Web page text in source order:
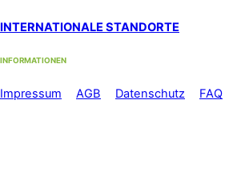
INTERNATIONALE STANDORTE
INFORMATIONEN
Impressum AGB Datenschutz FAQ